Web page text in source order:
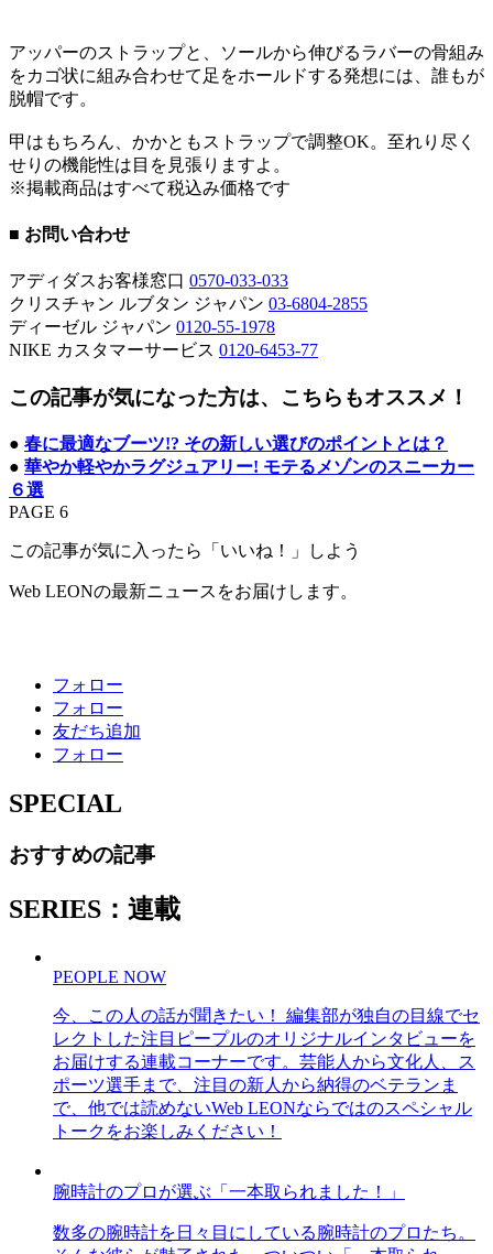
アッパーのストラップと、ソールから伸びるラバーの骨組み
をカゴ状に組み合わせて足をホールドする発想には、誰もが
脱帽です。
甲はもちろん、かかともストラップで調整OK。至れり尽く
せりの機能性は目を見張りますよ。
※掲載商品はすべて税込み価格です
■ お問い合わせ
アディダスお客様窓口 0570-033-033
クリスチャン ルブタン ジャパン 03-6804-2855
ディーゼル ジャパン 0120-55-1978
NIKE カスタマーサービス 0120-6453-77
この記事が気になった方は、こちらもオススメ！
● 春に最適なブーツ!? その新しい選びのポイントとは？
● 華やか軽やかラグジュアリー! モテるメゾンのスニーカー
６選
PAGE 6
この記事が気に入ったら「いいね！」しよう
Web LEONの最新ニュースをお届けします。
フォロー
フォロー
友だち追加
フォロー
SPECIAL
おすすめの記事
SERIES：連載
PEOPLE NOW
今、この人の話が聞きたい！ 編集部が独自の目線でセ
レクトした注目ピープルのオリジナルインタビューを
お届けする連載コーナーです。芸能人から文化人、ス
ポーツ選手まで、注目の新人から納得のベテランま
で、他では読めないWeb LEONならではのスペシャル
トークをお楽しみください！
腕時計のプロが選ぶ「一本取られました！」
数多の腕時計を日々目にしている腕時計のプロたち。